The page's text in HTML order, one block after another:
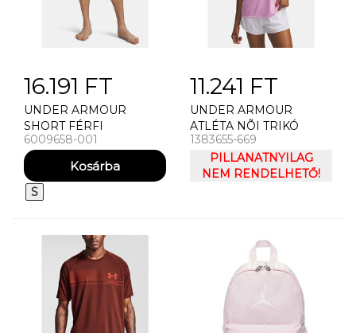
16.191 FT
UNDER ARMOUR
SHORT FÉRFI
RÖVIDNADRÁG UNDER
ARMOUR UA HG
PRINTED LNG SHORT
6009658-001
S
11.241 FT
UNDER ARMOUR
ATLÉTA NÕI TRIKÓ
UNDER ARMOUR TECH
TANK SOLID
1383655-669
PILLANATNYILAG
NEM RENDELHETŐ!